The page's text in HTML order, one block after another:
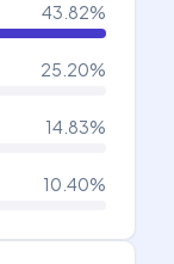
43.82%
25.20%
14.83%
10.40%